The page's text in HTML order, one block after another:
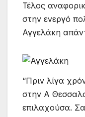
Τέλος
στην ενεργό
Αγγελάκη
“Πριν λίγα
στην Α
επιλαχούσα.